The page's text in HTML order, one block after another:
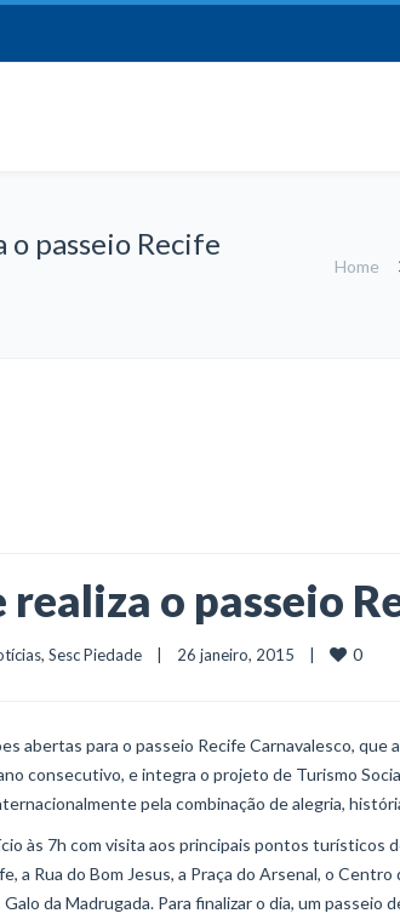
o passeio Recife
Home
realiza o passeio
, Sesc Piedade
    |    26 janeiro, 2015    |
0
abertas para o passeio Recife Carnavalesco,
consecutivo, e integra o projeto de Turismo
pela combinação de alegria,
às 7h com visita aos principais pontos turísticos
a Rua do Bom Jesus, a Praça do Arsenal, o
da Madrugada. Para finalizar o dia, um passeio